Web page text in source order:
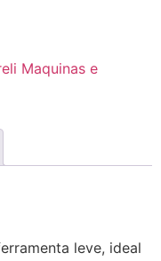
Maquinas e
leve, ideal